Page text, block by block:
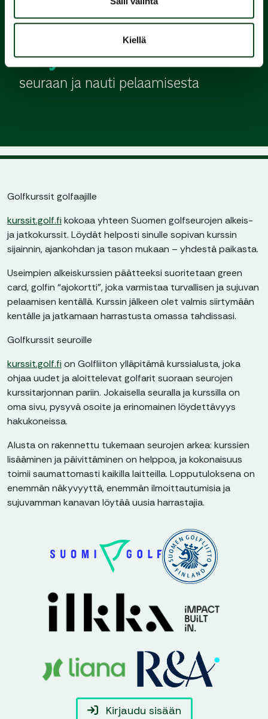
Kiellä
3.
Liity
seuraan ja nauti pelaamisesta
Golfkurssit golfaajille
kurssit.golf.fi kokoaa yhteen Suomen golfseurojen alkeis-
ja jatkokurssit. Löydät helposti sinulle sopivan kurssin
sijainnin, ajankohdan ja tason mukaan – yhdestä paikasta.
Useimpien alkeiskurssien päätteeksi suoritetaan green
card, golfin “ajokortti”, joka varmistaa turvallisen ja sujuvan
pelaamisen kentällä. Kurssin jälkeen olet valmis siirtymään
kentälle ja jatkamaan harrastusta omassa tahdissasi.
Golfkurssit seuroille
kurssit.golf.fi on Golfliiton ylläpitämä kurssialusta, joka
ohjaa uudet ja aloittelevat golfarit suoraan seurojen
kurssitarjonnan pariin. Jokaisella seuralla ja kurssilla on
oma sivu, pysyvä osoite ja erinomainen löydettävyys
hakukoneissa.
Alusta on rakennettu tukemaan seurojen arkea: kurssien
lisääminen ja päivittäminen on helppoa, ja kokonaisuus
toimii saumattomasti kaikilla laitteilla. Lopputuloksena on
enemmän näkyvyyttä, enemmän ilmoittautumisia ja
sujuvamman kanavan löytää uusia harrastajia.
Kirjaudu sisään